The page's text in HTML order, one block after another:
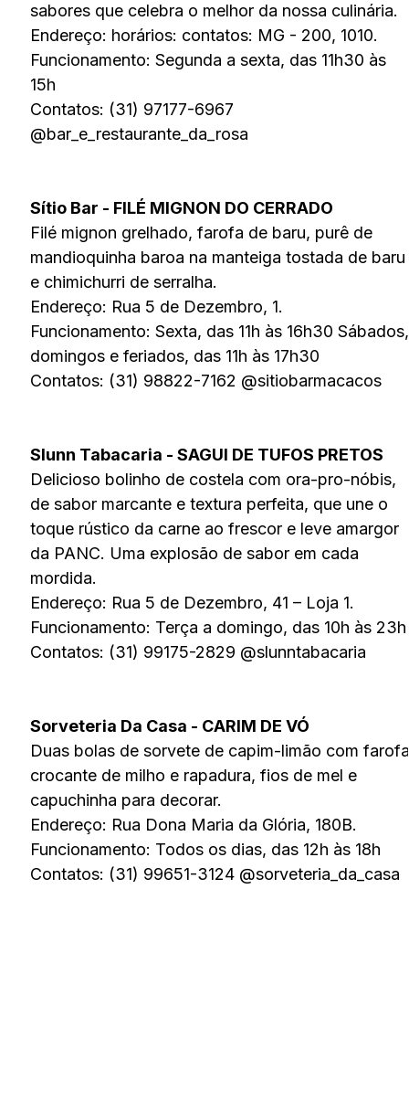
sabores que celebra o melhor da nossa culinária.
Endereço: horários: contatos: MG - 200, 1010.
Funcionamento: Segunda a sexta, das 11h30 às
15h
Contatos: (31) 97177-6967
@bar_e_restaurante_da_rosa
Sítio Bar - FILÉ MIGNON DO CERRADO
Filé mignon grelhado, farofa de baru, purê de
mandioquinha baroa na manteiga tostada de baru
e chimichurri de serralha.
Endereço: Rua 5 de Dezembro, 1.
Funcionamento: Sexta, das 11h às 16h30 Sábados,
domingos e feriados, das 11h às 17h30
Contatos: (31) 98822-7162 @sitiobarmacacos
Slunn Tabacaria - SAGUI DE TUFOS PRETOS
Delicioso bolinho de costela com ora-pro-nóbis,
de sabor marcante e textura perfeita, que une o
toque rústico da carne ao frescor e leve amargor
da PANC. Uma explosão de sabor em cada
mordida.
Endereço: Rua 5 de Dezembro, 41 – Loja 1.
Funcionamento: Terça a domingo, das 10h às 23h
Contatos: (31) 99175-2829 @slunntabacaria
Sorveteria Da Casa - CARIM DE VÓ
Duas bolas de sorvete de capim-limão com farofa
crocante de milho e rapadura, fios de mel e
capuchinha para decorar.
Endereço: Rua Dona Maria da Glória, 180B.
Funcionamento: Todos os dias, das 12h às 18h
Contatos: (31) 99651-3124 @sorveteria_da_casa